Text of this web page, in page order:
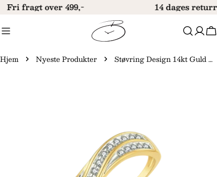
Gå
indhold
Fri fragt over 499,- 14 dages
Hjem Nyeste Produkter Støvring Design 14kt Guld Ring Flettet med Zirkonia 72205989